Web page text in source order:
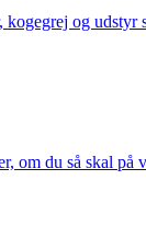
og
om du så skal